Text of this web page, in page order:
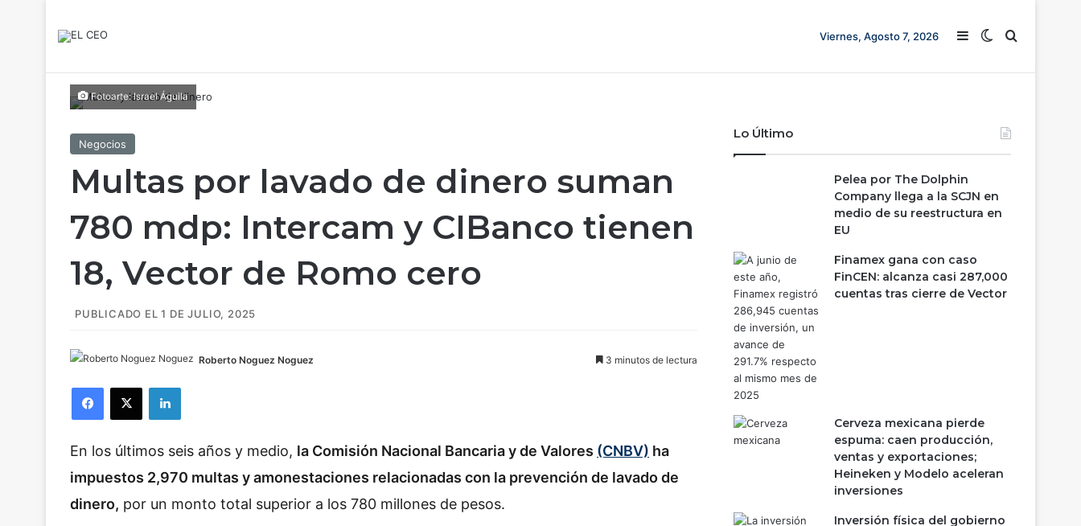
Viernes, Agosto 7, 2026 Barra lateral
Switch skin
Buscar
Fotoarte: Israel Águila
Negocios
Multas por lavado de dinero suman
780 mdp: Intercam y CIBanco tienen
18, Vector de Romo cero
PUBLICADO EL 1 DE JULIO, 2025
Roberto Noguez Noguez 3 minutos de lectura
En los últimos seis años y medio, la Comisión Nacional Bancaria y de Valores (CNBV) ha
impuestos 2,970 multas y amonestaciones relacionadas con la prevención de lavado de
dinero, por un monto total superior a los 780 millones de pesos.
Lo Último
Pelea por The Dolphin
Company llega a la SCJN en
medio de su reestructura en
EU
Finamex gana con caso
FinCEN: alcanza casi 287,000
cuentas tras cierre de Vector
Cerveza mexicana pierde
espuma: caen producción,
ventas y exportaciones;
Heineken y Modelo aceleran
inversiones
Inversión física del gobierno